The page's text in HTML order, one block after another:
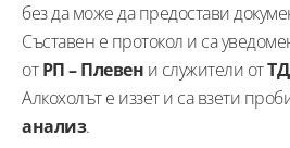
без да може да предостави
Съставен е протокол и са
отРП – Плевен и служители от
Алкохолът е иззет и са взети
анализ.